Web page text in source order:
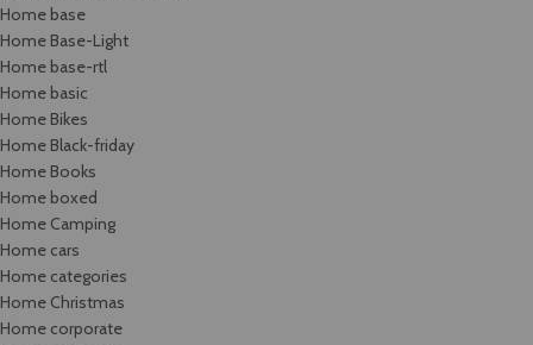
Home base
Home Base-Light
Home base-rtl
Home basic
Home Bikes
Home Black-friday
Home Books
Home boxed
Home Camping
Home cars
Home categories
Home Christmas
Home corporate